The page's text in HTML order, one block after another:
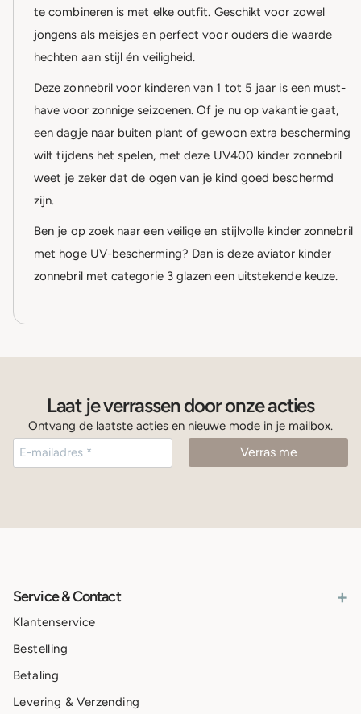
te combineren is met elke outfit. Geschikt voor zowel
jongens als meisjes en perfect voor ouders die waarde
hechten aan stijl én veiligheid.
Deze zonnebril voor kinderen van 1 tot 5 jaar is een must-
have voor zonnige seizoenen. Of je nu op vakantie gaat,
een dagje naar buiten plant of gewoon extra bescherming
wilt tijdens het spelen, met deze UV400 kinder zonnebril
weet je zeker dat de ogen van je kind goed beschermd
zijn.
Ben je op zoek naar een veilige en stijlvolle kinder zonnebril
met hoge UV-bescherming? Dan is deze aviator kinder
zonnebril met categorie 3 glazen een uitstekende keuze.
Laat je verrassen door onze acties
Ontvang de laatste acties en nieuwe mode in je mailbox.
Service & Contact +
Klantenservice
Bestelling
Betaling
Levering & Verzending